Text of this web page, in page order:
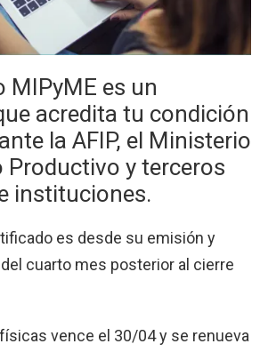
MIPyME es un
acredita tu condición
la AFIP, el Ministerio
Productivo y terceros
instituciones.
es desde su emisión y
cuarto mes posterior al cierre
vence el 30/04 y se renueva